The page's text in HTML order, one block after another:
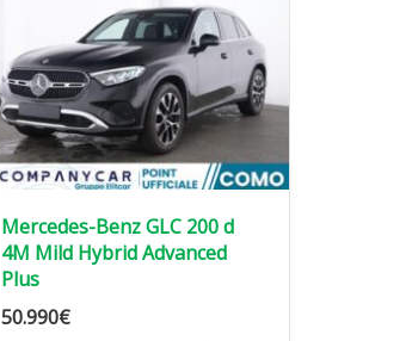
Mercedes-Benz GLC 200 d
4M Mild Hybrid Advanced
Plus
50.990€